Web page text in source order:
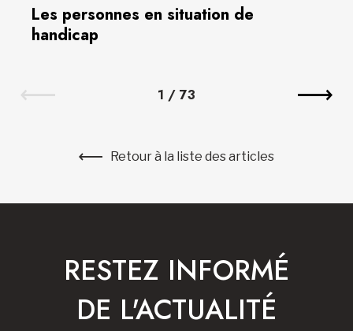
Les personnes en situation de
handicap
1 / 73
Retour à la liste des articles
RESTEZ INFORMÉ
DE L'ACTUALITÉ